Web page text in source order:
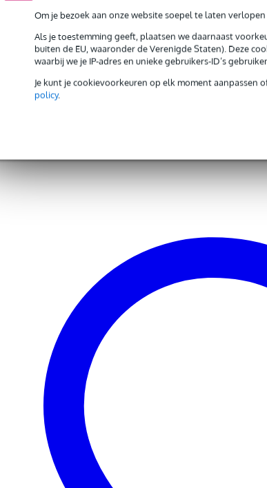
Om je bezoek aan onze website soepel te laten
Als je toestemming geeft, plaatsen we daarnaast
buiten de EU, waaronder de Verenigde Staten). Deze
waarbij we je IP-adres en unieke gebruikers-ID’s
Je kunt je cookievoorkeuren op elk moment
policy.
Gewicht(incl. verpakking)
100 gr
Afmeting (incl. verpakking) 15,0 x 13,0 x 0,2 cm
Productspecificaties
set van 3 Fender knoppen
kleur: zwart
witte indicator streep
geschikt voor 1/4" solid shaft potmeters